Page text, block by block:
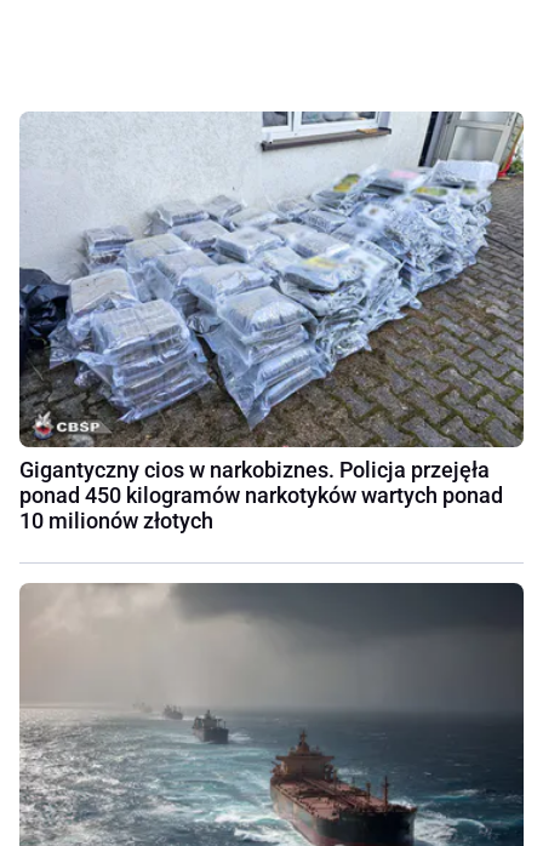
Gigantyczny cios w narkobiznes. Policja przejęła
ponad 450 kilogramów narkotyków wartych ponad
10 milionów złotych